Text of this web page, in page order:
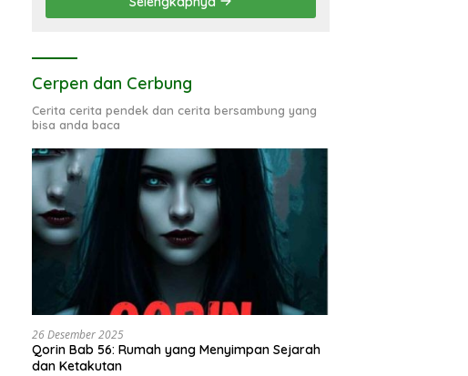
Cerpen dan Cerbung
Cerita cerita pendek dan cerita bersambung yang
bisa anda baca
26 Desember 2025
Qorin Bab 56: Rumah yang Menyimpan Sejarah
dan Ketakutan